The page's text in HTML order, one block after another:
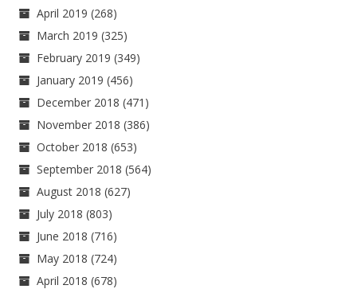
April 2019 (268)
March 2019 (325)
February 2019 (349)
January 2019 (456)
December 2018 (471)
November 2018 (386)
October 2018 (653)
September 2018 (564)
August 2018 (627)
July 2018 (803)
June 2018 (716)
May 2018 (724)
April 2018 (678)